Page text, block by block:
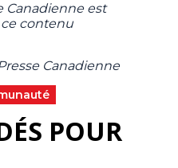
Canadienne est
contenu
Canadienne
POUR